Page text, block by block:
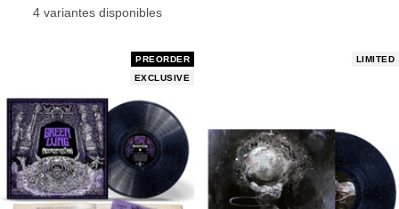
de
normal
4 variantes disponibles
PREORDER
EXCLUSIVE
LIMITED